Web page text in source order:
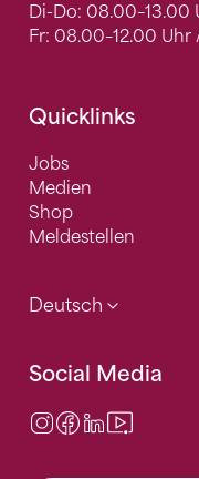
Di-Do: 08.00–13.00
Fr: 08.00–12.00 Uhr
Quicklinks
Jobs
Medien
Shop
Meldestellen
Deutsch
Social Media
Instagram
Facebook
LinkedIn